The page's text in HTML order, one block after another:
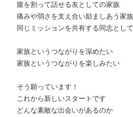
腹を割って話せる友としての家族
痛みや弱さを支え合い励ましあう家族
同じミッションを共有する同志とし
家族というつながりを深めたい
家族というつながりを楽しみたい
そう願っています！
これから新しいスタートです
どんな素敵な出会いがあるのか